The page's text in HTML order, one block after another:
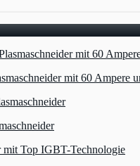
mit 60 Ampere